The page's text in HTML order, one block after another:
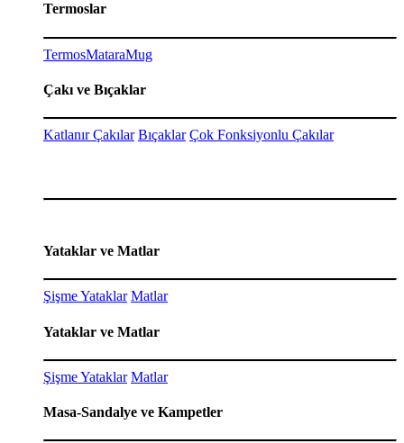
Termoslar
TermosMataraMug
Çakı ve Bıçaklar
Katlanır Çakılar Bıçaklar Çok Fonksiyonlu Çakılar
Yataklar ve Matlar
Şişme Yataklar Matlar
Yataklar ve Matlar
Şişme Yataklar Matlar
Masa-Sandalye ve Kampetler